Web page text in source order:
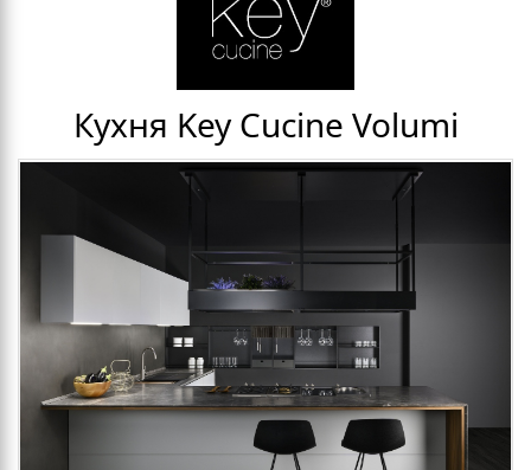
Кухня Key Cucine Volumi